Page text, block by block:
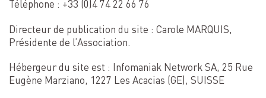
Téléphone : +33 (0)4 74 22 66 76
Directeur de publication du site : Carole MARQUIS,
Présidente de l’Association.
Hébergeur du site est : Infomaniak Network SA, 25 Rue
Eugène Marziano, 1227 Les Acacias (GE), SUISSE